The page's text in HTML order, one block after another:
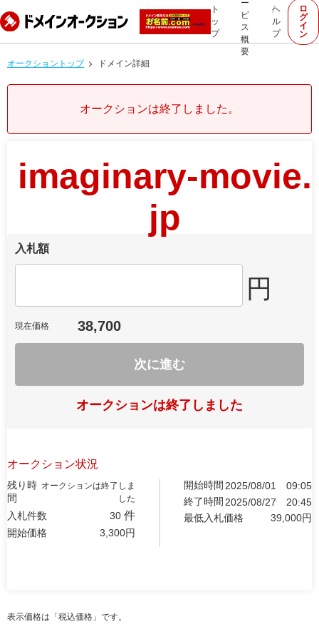
ト
ッ
プ
ー
ビ
ス
概
要
ヘ
ル
プ
ロ
グ
イ
ン
オークショントップ ドメイン詳細
オークションは終了しました。
imaginary-movie.
jp
入札額
円
現在価格 38,700
次に進む
オークションは終了しました
オークション状況
残り時
間
オークションは終了しま
した
入札件数 30 件
開始価格 3,300円
開始時間 2025/08/01
09:05
終了時間 2025/08/27
20:45
最低入札価格
39,000円
表示価格は「税込価格」です。